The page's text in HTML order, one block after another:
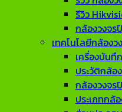
รีวิว
กล้องวงจร
เทคโนโลยีกล้องว
เครื่องบันทึ
ประวัติกล้อ
กล้องวงจร
ประเภทกล้